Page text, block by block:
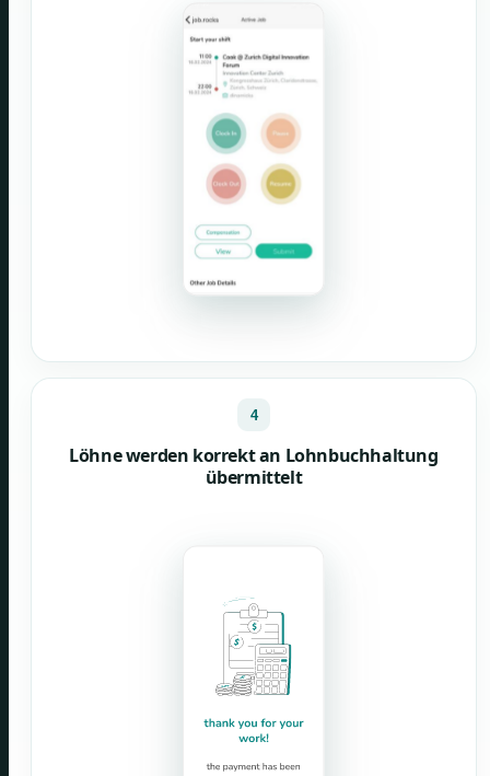
4
Löhne werden korrekt an Lohnbuchhaltung
übermittelt